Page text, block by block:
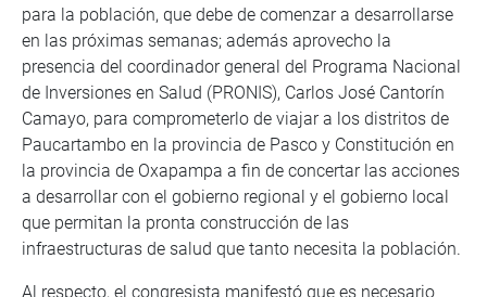
para la población, que debe de comenzar a desarrollarse
en las próximas semanas; además aprovecho la
presencia del coordinador general del Programa Nacional
de Inversiones en Salud (PRONIS), Carlos José Cantorín
Camayo, para comprometerlo de viajar a los distritos de
Paucartambo en la provincia de Pasco y Constitución en
la provincia de Oxapampa a fin de concertar las acciones
a desarrollar con el gobierno regional y el gobierno local
que permitan la pronta construcción de las
infraestructuras de salud que tanto necesita la población.
Al respecto, el congresista manifestó que es necesario